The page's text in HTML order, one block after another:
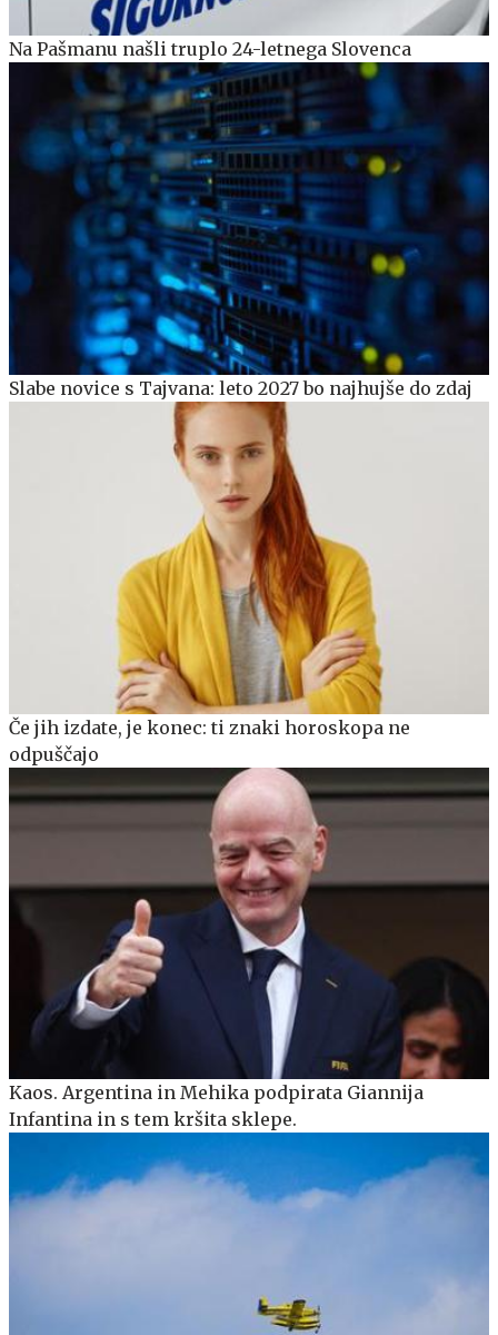
Na Pašmanu našli truplo 24-letnega Slovenca
Slabe novice s Tajvana: leto 2027 bo najhujše do zdaj
Če jih izdate, je konec: ti znaki horoskopa ne
odpuščajo
Kaos. Argentina in Mehika podpirata Giannija
Infantina in s tem kršita sklepe.